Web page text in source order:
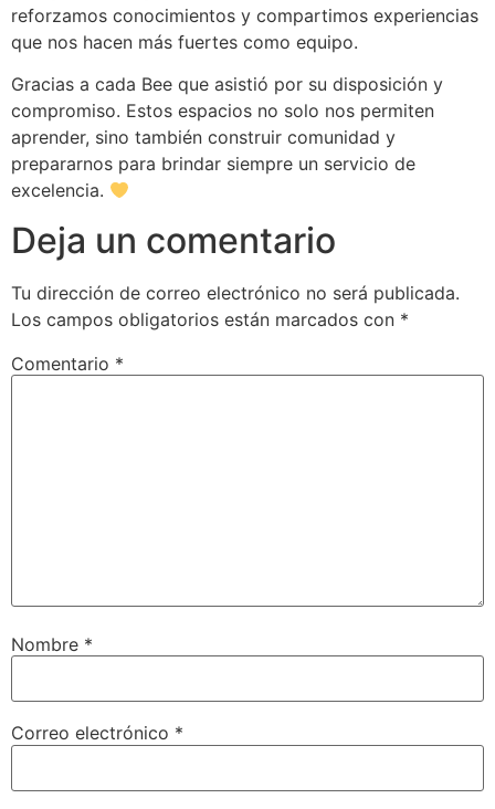
reforzamos conocimientos y compartimos experiencias
que nos hacen más fuertes como equipo.
Gracias a cada Bee que asistió por su disposición y
compromiso. Estos espacios no solo nos permiten
aprender, sino también construir comunidad y
prepararnos para brindar siempre un servicio de
excelencia.
Deja un comentario
Tu dirección de correo electrónico no será publicada.
Los campos obligatorios están marcados con *
Comentario *
Nombre *
Correo electrónico *